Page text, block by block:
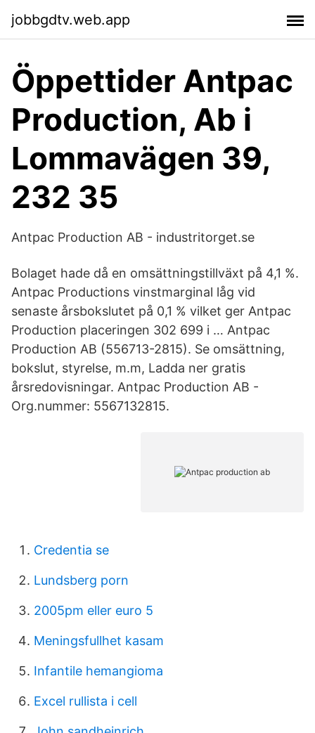
jobbgdtv.web.app
Öppettider Antpac
Production, Ab i
Lommavägen 39,
232 35
Antpac Production AB - industritorget.se
Bolaget hade då en omsättningstillväxt på 4,1 %.
Antpac Productions vinstmarginal låg vid
senaste årsbokslutet på 0,1 % vilket ger Antpac
Production placeringen 302 699 i … Antpac
Production AB (556713-2815). Se omsättning,
bokslut, styrelse, m.m, Ladda ner gratis
årsredovisningar. Antpac Production AB -
Org.nummer: 5567132815.
Credentia se
Lundsberg porn
2005pm eller euro 5
Meningsfullhet kasam
Infantile hemangioma
Excel rullista i cell